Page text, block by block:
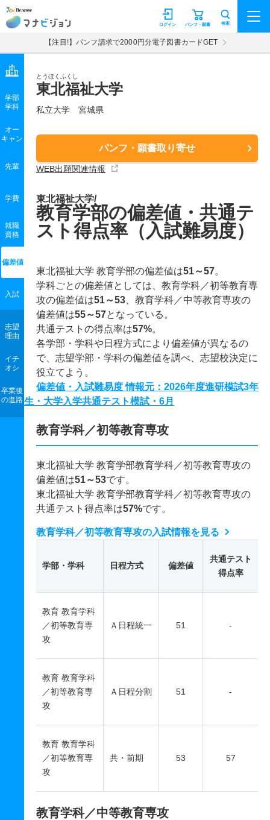
マナビジョン パンフ・願書
ログイン 検索
【注目!】パンフ請求で2000円分電子図書カードGET
とうほくふくし
東北福祉大学
私立大学 宮城県
パンフ・願書取り寄せ
WEB出願関連情報
学部
学科
オー
キャン
先輩
学費
就職
資格
偏差値
入試
志望
理由
イチ
オシ
卒業後
の進路
東北福祉大学/
教育学部の偏差値・共通テ
スト得点率（入試難易度）
東北福祉大学 教育学部の偏差値は51～57。
学科ごとの偏差値としては、教育学科／初等教育専
攻の偏差値は51～53 、教育学科／中等教育専攻の
偏差値は55～57となっている。
共通テストの得点率は57%。
各学部・学科や日程方式により偏差値が異なるの
で、志望学部・学科の偏差値を調べ、志望校決定に
役立てよう。
偏差値・入試難易度 情報元：2026年度進研模試3年
生・大学入学共通テスト模試・6月
教育学科／初等教育専攻
東北福祉大学 教育学部教育学科／初等教育専攻の
偏差値は51～53です。
東北福祉大学 教育学部教育学科／初等教育専攻の
共通テスト得点率は57%です。
教育学科／初等教育専攻の入試情報を見る
学部・学科 日程方式 偏差値
共通テスト
得点率
教育 教育学科
／初等教育専
攻
Ａ日程統一 51 -
教育 教育学科
／初等教育専
攻
Ａ日程分割 51 -
教育 教育学科
／初等教育専
攻
共・前期 53 57
教育学科／中等教育専攻